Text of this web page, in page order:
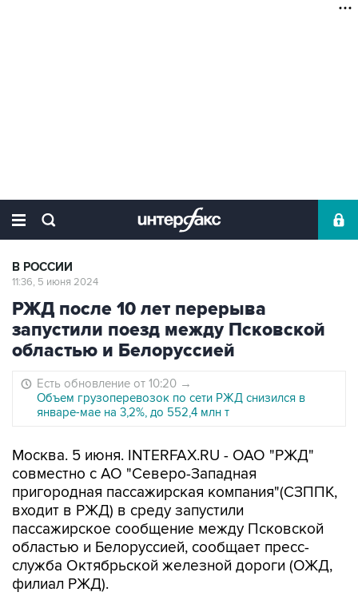
В РОССИИ
11:36, 5 июня 2024
РЖД после 10 лет перерыва
запустили поезд между Псковской
областью и Белоруссией
Есть обновление от 10:20 →
Объем грузоперевозок по сети РЖД снизился в
январе-мае на 3,2%, до 552,4 млн т
Москва. 5 июня. INTERFAX.RU - ОАО "РЖД"
совместно с АО "Северо-Западная
пригородная пассажирская компания"(СЗППК,
входит в РЖД) в среду запустили
пассажирское сообщение между Псковской
областью и Белоруссией, сообщает пресс-
служба Октябрьской железной дороги (ОЖД,
филиал РЖД).